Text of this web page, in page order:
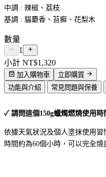
中調 : 辣椒、荔枝
基調 : 貓麝香、苔癬、花梨木
數量
1
小計 NT$1,320
加入購物車
立即購買
功能與介紹
常見問題與保養
✓ 請問這個150g蠟燭燃燒使用
依據天氣狀況及個人塗抹使用
時間約為60個小時，可以完全